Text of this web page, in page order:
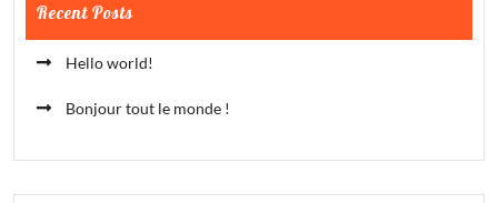
Recent Posts
Hello world!
Bonjour tout le monde !